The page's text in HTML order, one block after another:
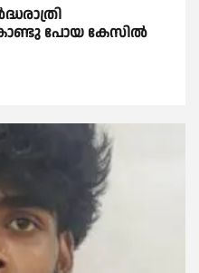
പോയ കേസില്‍